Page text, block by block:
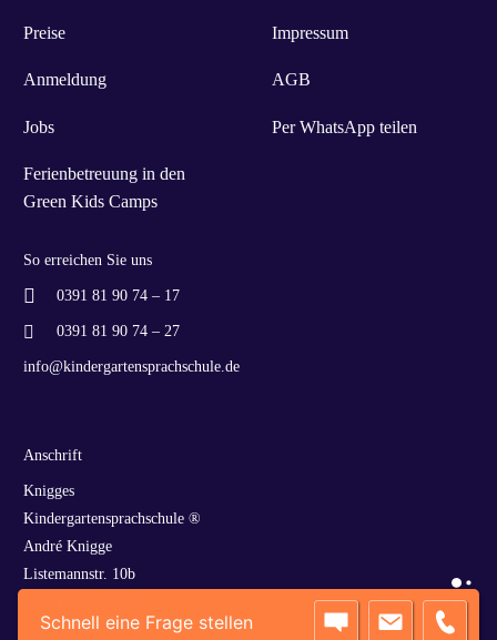
Preise
Anmeldung
Jobs
Ferien­betreuung in den
Green Kids Camps
Impressum
AGB
Per WhatsApp teilen
So erreichen Sie uns
0391 81 90 74 – 17
0391 81 90 74 – 27
info@kindergartensprachschule.de
Anschrift
Knigges
Kindergartensprachschule ®
André Knigge
Listemannstr. 10b
Schnell eine Frage stellen